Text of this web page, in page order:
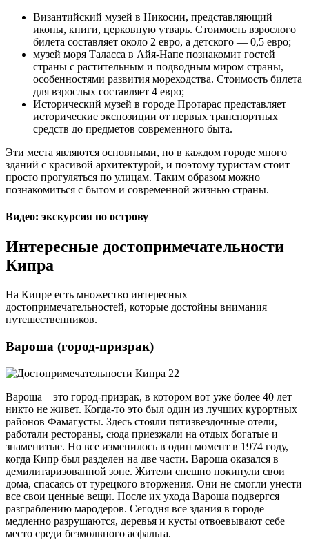
Византийский музей в Никосии, представляющий
иконы, книги, церковную утварь. Стоимость взрослого
билета составляет около 2 евро, а детского — 0,5 евро;
музей моря Таласса в Айя-Напе познакомит гостей
страны с растительным и подводным миром страны,
особенностями развития мореходства. Стоимость билета
для взрослых составляет 4 евро;
Исторический музей в городе Протарас представляет
исторические экспозиции от первых транспортных
средств до предметов современного быта.
Эти места являются основными, но в каждом городе много
зданий с красивой архитектурой, и поэтому туристам стоит
просто прогуляться по улицам. Таким образом можно
познакомиться с бытом и современной жизнью страны.
Видео: экскурсия по острову
Интересные достопримечательности
Кипра
На Кипре есть множество интересных
достопримечательностей, которые достойны внимания
путешественников.
Вароша (город-призрак)
Вароша – это город-призрак, в котором вот уже более 40 лет
никто не живет. Когда-то это был один из лучших курортных
районов Фамагусты. Здесь стояли пятизвездочные отели,
работали рестораны, сюда приезжали на отдых богатые и
знаменитые. Но все изменилось в один момент в 1974 году,
когда Кипр был разделен на две части. Вароша оказался в
демилитаризованной зоне. Жители спешно покинули свои
дома, спасаясь от турецкого вторжения. Они не смогли унести
все свои ценные вещи. После их ухода Вароша подвергся
разграблению мародеров. Сегодня все здания в городе
медленно разрушаются, деревья и кусты отвоевывают себе
место среди безмолвного асфальта.